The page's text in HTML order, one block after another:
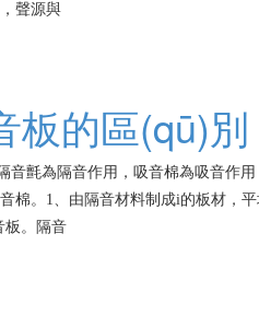
聲源與
板的區(qū)別
為隔音作用，吸音棉為吸音作用
。1、由隔音材料制成i的板材，
。隔音